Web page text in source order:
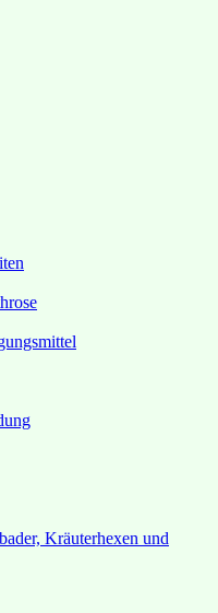
Kräuterhexen und